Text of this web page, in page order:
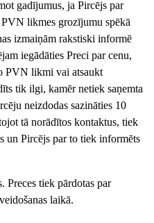
gadījumus, ja Pircējs par
likmes grozījumu spēkā
izmaiņām rakstiski informē
iegādāties Preci par cenu,
PVN likmi vai atsaukt
tik ilgi, kamēr netiek saņemta
neizdodas sazināties 10
tā norādītos kontaktus, tiek
un Pircējs par to tiek informēts
Preces tiek pārdotas par
laikā.